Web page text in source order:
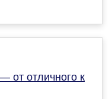
от отличного к